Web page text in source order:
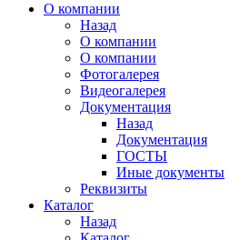
О компании
Назад
О компании
О компании
Фотогалерея
Видеогалерея
Документация
Назад
Документация
ГОСТЫ
Иные документы
Реквизиты
Каталог
Назад